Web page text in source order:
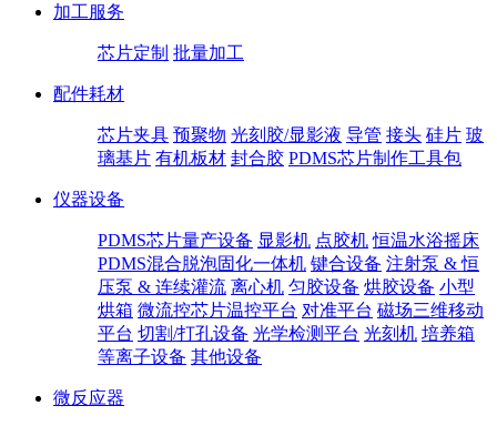
加工服务
芯片定制 批量加工
配件耗材
芯片夹具 预聚物 光刻胶/显影液 导管 接头 硅片 玻
璃基片 有机板材 封合胶 PDMS芯片制作工具包
仪器设备
PDMS芯片量产设备 显影机 点胶机 恒温水浴摇床
PDMS混合脱泡固化一体机 键合设备 注射泵 & 恒
压泵 & 连续灌流 离心机 匀胶设备 烘胶设备 小型
烘箱 微流控芯片温控平台 对准平台 磁场三维移动
平台 切割/打孔设备 光学检测平台 光刻机 培养箱
等离子设备 其他设备
微反应器